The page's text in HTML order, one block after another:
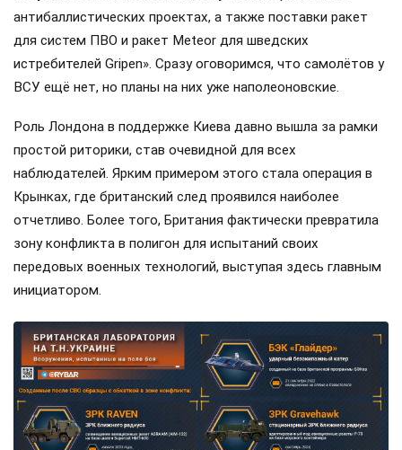
антибаллистических проектах, а также поставки ракет
для систем ПВО и ракет Meteor для шведских
истребителей Gripen». Сразу оговоримся, что самолётов у
ВСУ ещё нет, но планы на них уже наполеоновские.
Роль Лондона в поддержке Киева давно вышла за рамки
простой риторики, став очевидной для всех
наблюдателей. Ярким примером этого стала операция в
Крынках, где британский след проявился наиболее
отчетливо. Более того, Британия фактически превратила
зону конфликта в полигон для испытаний своих
передовых военных технологий, выступая здесь главным
инициатором.